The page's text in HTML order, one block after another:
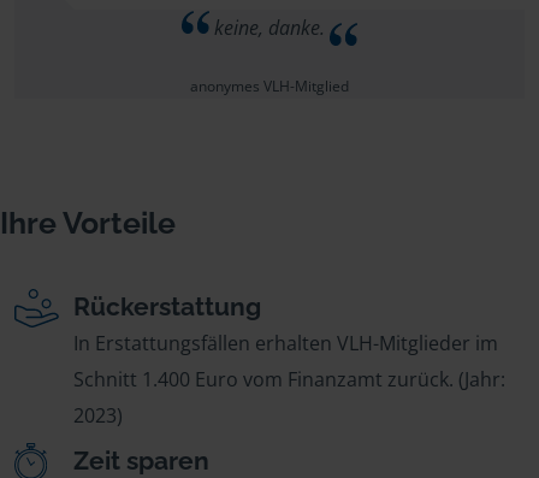
keine, danke.
anonymes VLH-Mitglied
Ihre Vorteile
Rückerstattung
In Erstattungsfällen erhalten VLH-Mitglieder im
Schnitt 1.400 Euro vom Finanzamt zurück. (Jahr:
2023)
Zeit sparen